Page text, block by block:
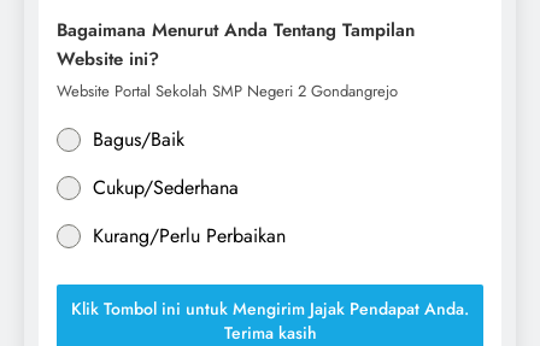
Bagaimana Menurut Anda Tentang Tampilan
Website ini?
Website Portal Sekolah SMP Negeri 2 Gondangrejo
Bagus/Baik
Cukup/Sederhana
Kurang/Perlu Perbaikan
Klik Tombol ini untuk Mengirim Jajak Pendapat Anda.
Terima kasih